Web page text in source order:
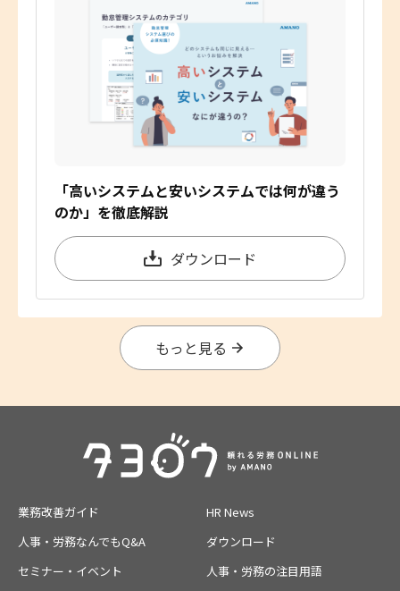
「高いシステムと安いシステムでは何が違う
のか」を徹底解説
ダウンロード
もっと見る
業務改善ガイド
HR News
人事・労務なんでもQ&A
ダウンロード
セミナー・イベント
人事・労務の注目用語